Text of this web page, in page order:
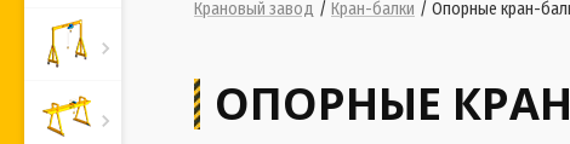
Крановый завод / Кран-балки / Опорные кран-
ОПОРНЫЕ